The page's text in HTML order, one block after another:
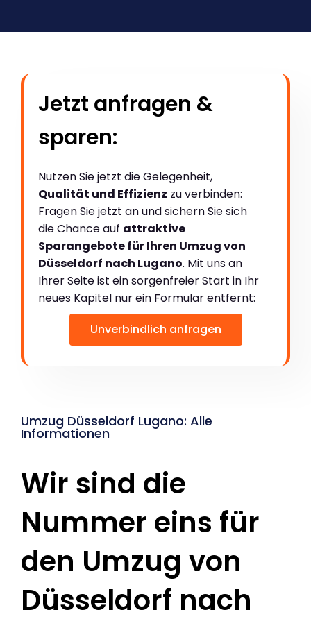
Jetzt anfragen &
sparen:
Nutzen Sie jetzt die Gelegenheit,
Qualität und Effizienz zu verbinden:
Fragen Sie jetzt an und sichern Sie sich
die Chance auf attraktive
Sparangebote für Ihren Umzug von
Düsseldorf nach Lugano. Mit uns an
Ihrer Seite ist ein sorgenfreier Start in Ihr
neues Kapitel nur ein Formular entfernt:
Unverbindlich anfragen
Umzug Düsseldorf Lugano: Alle
Informationen
Wir sind die
Nummer eins für
den Umzug von
Düsseldorf nach